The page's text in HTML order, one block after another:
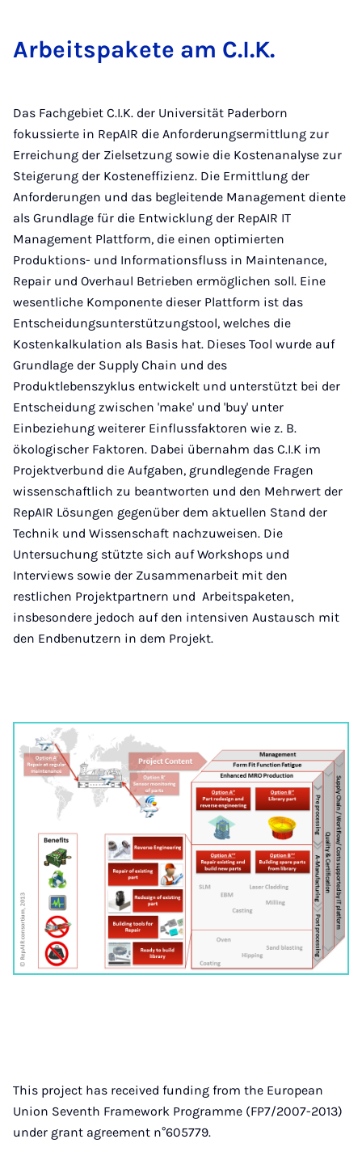
Arbeit­spakete am C.I.K.
Das Fachgebiet C.I.K. der Universität Paderborn
fokussierte in RepAIR die Anforderungsermittlung zur
Erreichung der Zielsetzung sowie die Kostenanalyse zur
Steigerung der Kosteneffizienz. Die Ermittlung der
Anforderungen und das begleitende Management diente
als Grundlage für die Entwicklung der RepAIR IT
Management Plattform, die einen optimierten
Produktions- und Informationsfluss in Maintenance,
Repair und Overhaul Betrieben ermöglichen soll. Eine
wesentliche Komponente dieser Plattform ist das
Entscheidungsunterstützungstool, welches die
Kostenkalkulation als Basis hat. Dieses Tool wurde auf
Grundlage der Supply Chain und des
Produktlebenszyklus entwickelt und unterstützt bei der
Entscheidung zwischen 'make' und 'buy' unter
Einbeziehung weiterer Einflussfaktoren wie z. B.
ökologischer Faktoren. Dabei übernahm das C.I.K im
Projektverbund die Aufgaben, grundlegende Fragen
wissenschaftlich zu beantworten und den Mehrwert der
RepAIR Lösungen gegenüber dem aktuellen Stand der
Technik und Wissenschaft nachzuweisen. Die
Untersuchung stützte sich auf Workshops und
Interviews sowie der Zusammenarbeit mit den
restlichen Projektpartnern und Arbeitspaketen,
insbesondere jedoch auf den intensiven Austausch mit
den Endbenutzern in dem Projekt.
This project has received funding from the European
Union Seventh Framework Programme (FP7/2007-2013)
under grant agreement n°605779.